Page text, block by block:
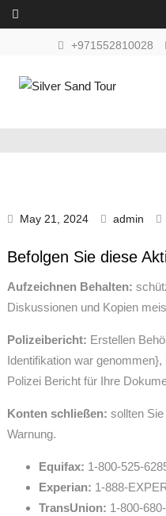
Skip to content
+971552810028
May 21, 2024 admin
Befolgen Sie diese
Aufzeichnen Behalten:
Diskussionen und Kopien
Polizeibericht: Erstellen
Identifikation war
Polizei Bericht für Ihre
Konten schließen: sollten
Warnung.
Equifax: 1-800-525-
Experian: 1-888-
TransUnion: 1-800-